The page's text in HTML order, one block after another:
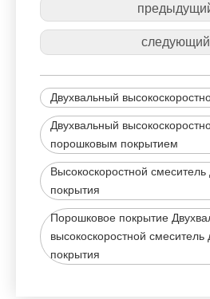
Двухвальный
Двухвальный
порошковым покрытием
Высокоскоростной
покрытия
Порошковое покрытие
высокоскоростной
покрытия